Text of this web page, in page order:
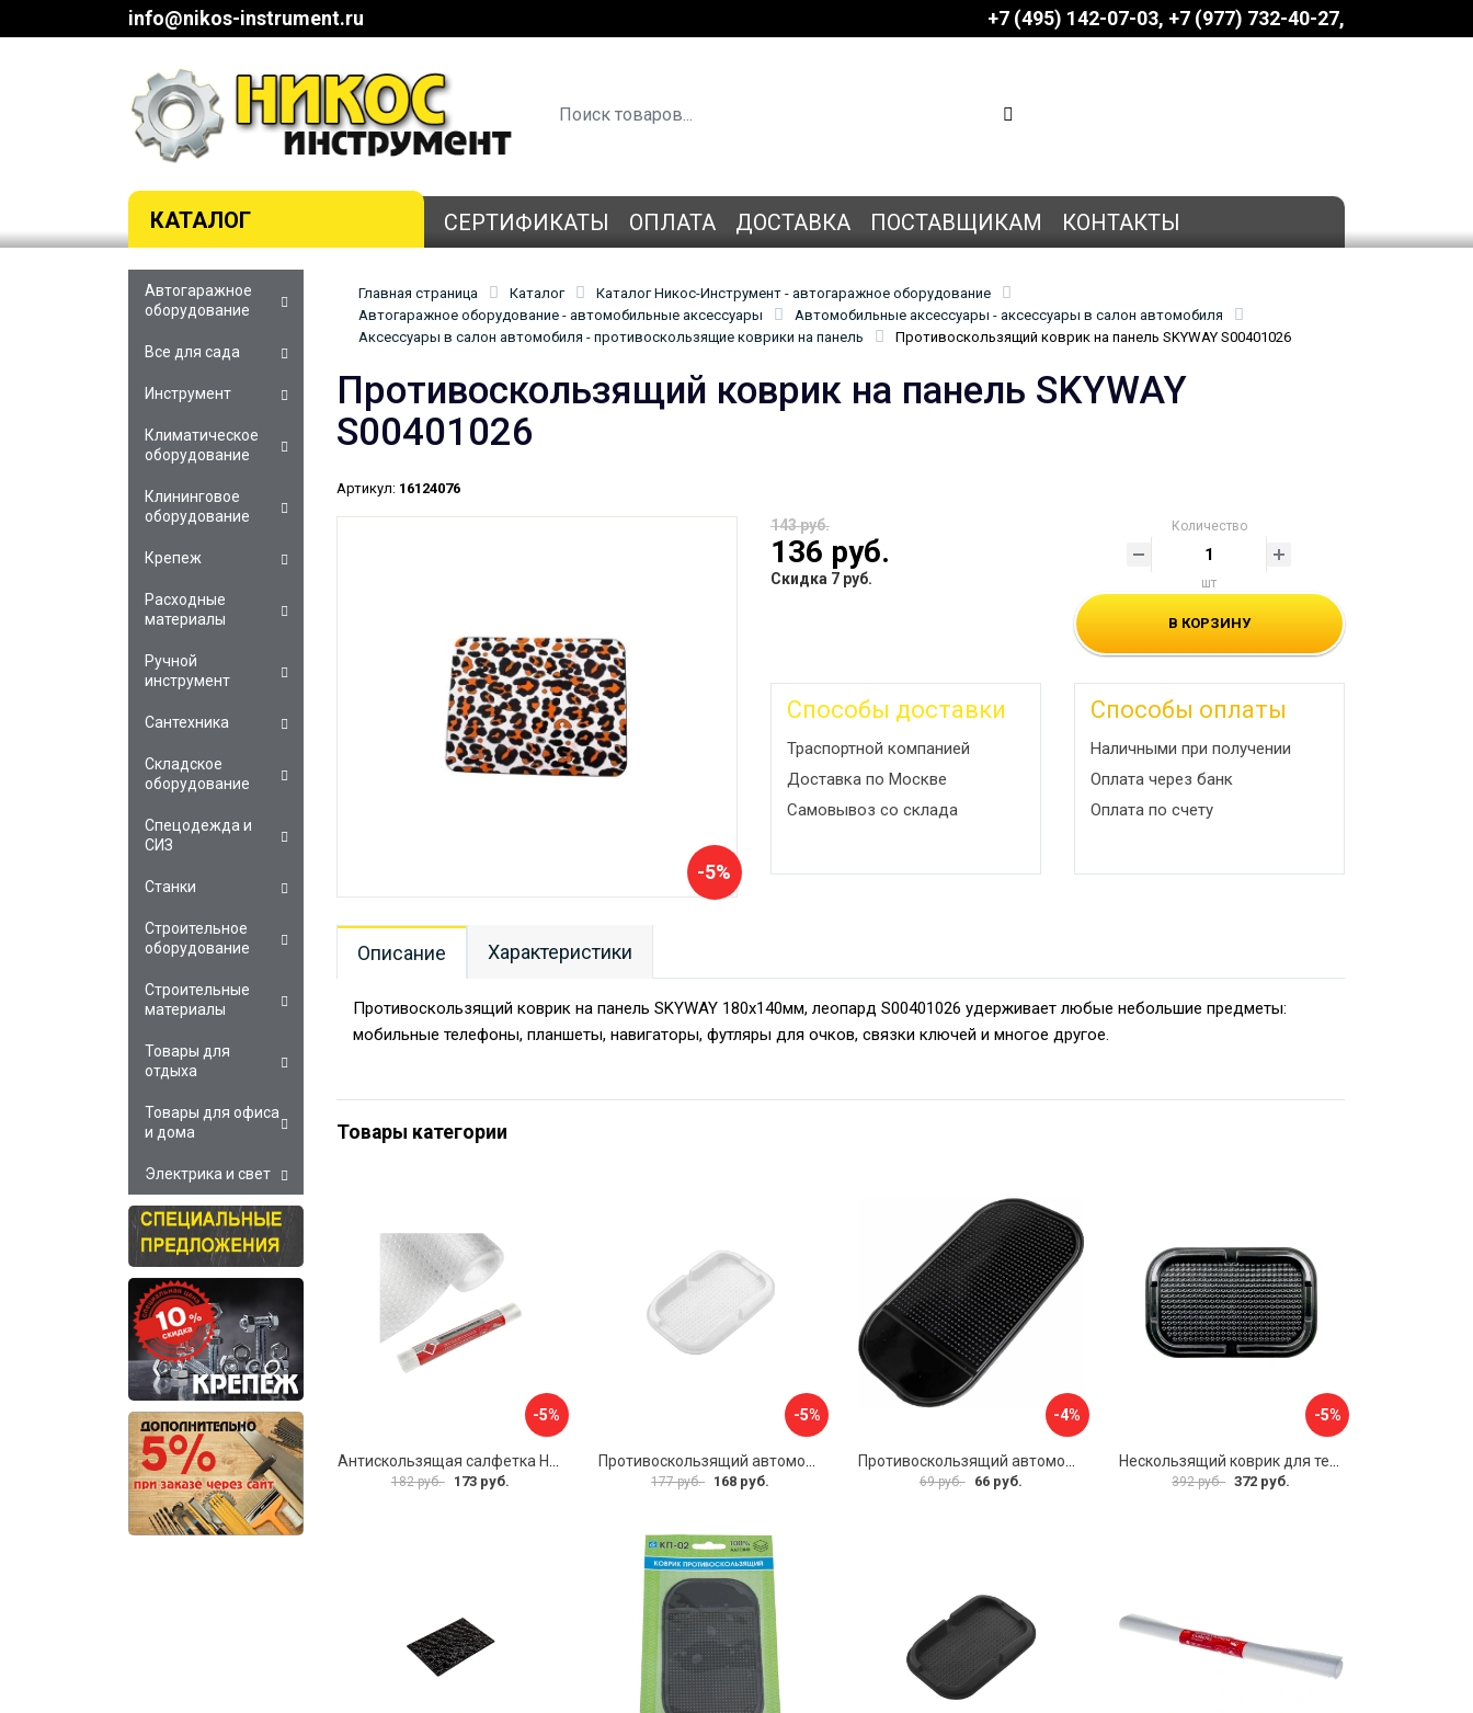
info@nikos-instrument.ru +7 (495) 142-07-03 ‎‎+7 (977) 732-40-27
КАТАЛОГ СЕРТИФИКАТЫ ОПЛАТА ДОСТАВКА ПОСТАВЩИКАМ КОНТАКТЫ
Главная страница Каталог
Каталог Никос-Инструмент - автогаражное оборудование
Автогаражное оборудование - автомобильные аксессуары
Автомобильные аксессуары - аксессуары в салон автомобиля
Аксессуары в салон автомобиля - противоскользящие коврики на панель
Противоскользящий коврик на панель SKYWAY S00401026
Противоскользящий коврик на панель SKYWAY
S00401026
Артикул: 16124076
-5%
143 руб.
136 руб.
Скидка 7 руб.
Количество
шт
В КОРЗИНУ
Способы доставки
Траспортной компанией
Доставка по Москве
Самовывоз со склада
Способы оплаты
Наличными при получении
Оплата через банк
Оплата по счету
Описание Характеристики
Противоскользящий коврик на панель SKYWAY 180х140мм, леопард S00401026 удерживает любые небольшие предметы:
мобильные телефоны, планшеты, навигаторы, футляры для очков, связки ключей и многое другое.
Товары категории
-5%
182 руб. 173 руб.
-5%
177 руб. 168 руб.
-4%
69 руб. 66 руб.
-5%
392 руб. 372 руб.
Автогаражное
оборудование
Все для сада
Инструмент
Климатическое
оборудование
Клининговое
оборудование
Крепеж
Расходные
материалы
Ручной
инструмент
Сантехника
Складское
оборудование
Спецодежда и
СИЗ
Станки
Строительное
оборудование
Строительные
материалы
Товары для
отдыха
Товары для офиса
и дома
Электрика и свет